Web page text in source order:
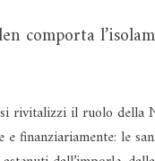
comporta
rivitalizzi il ruolo
finanziariamente: le